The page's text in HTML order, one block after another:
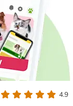
4.9